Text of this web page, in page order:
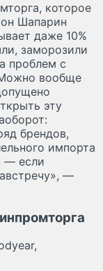
которое
Шапарин
даже 10%
заморозили
проблем с
вообще
эту
брендов,
импорта
— если
—